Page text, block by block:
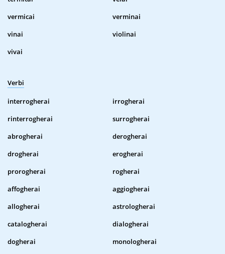
vermicai
verminai
vinai
violinai
vivai
Verbi
interrogherai
irrogherai
rinterrogherai
surrogherai
abrogherai
derogherai
drogherai
erogherai
prorogherai
rogherai
affogherai
aggiogherai
allogherai
astrologherai
catalogherai
dialogherai
dogherai
monologherai